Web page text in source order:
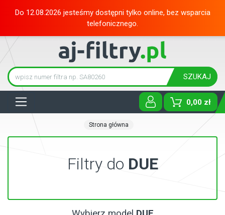
Do 12.08.2026 jesteśmy dostępni tylko online, bez wsparcia
telefonicznego.
SZUKAJ
0,00 zł
Strona główna
Filtry do DUE